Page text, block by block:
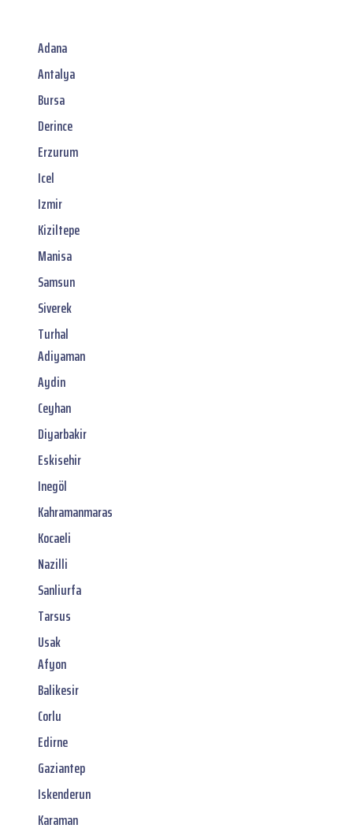
Adana
Antalya
Bursa
Derince
Erzurum
Icel
Izmir
Kiziltepe
Manisa
Samsun
Siverek
Turhal
Adiyaman
Aydin
Ceyhan
Diyarbakir
Eskisehir
Inegöl
Kahramanmaras
Kocaeli
Nazilli
Sanliurfa
Tarsus
Usak
Afyon
Balikesir
Corlu
Edirne
Gaziantep
Iskenderun
Karaman